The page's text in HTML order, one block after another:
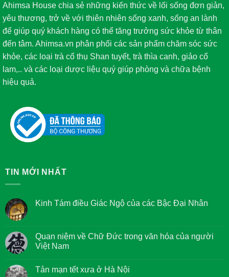
Ahimsa House chia sẻ những kiến thức về lối sống đơn giản,
yêu thương, trở về với thiên nhiên sống xanh, sống an lành
để giúp quý khách hàng có thể tăng trưởng sức khỏe từ thân
đến tâm. Ahimsa.vn phân phối các sản phẩm chăm sóc sức
khỏe, các loại trà cổ thụ Shan tuyết, trà thìa canh, giảo cổ
lam,.. và các loại dược liệu quý giúp phòng và chữa bệnh
hiệu quả.
TIN MỚI NHẤT
Kinh Tám điều Giác Ngộ của các Bậc Đại Nhân
luận
ở
Kinh
Giác
Ngộ
Quan niệm về Chữ Đức trong văn hóa của người
Việt Nam
bình
Tản mạn tết xưa ở Hà Nội